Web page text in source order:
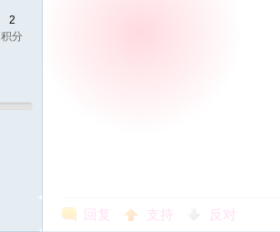
2
积分
回复 支持 反对